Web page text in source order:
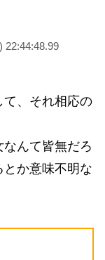
22:44:48.99
、それ相応の
んて皆無だろ
か意味不明な